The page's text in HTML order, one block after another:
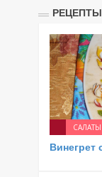
РЕЦЕПТЫ
Винегрет